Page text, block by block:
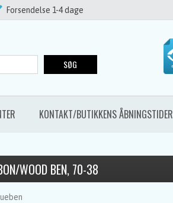
Forsendelse 1-4 dage
KONTAKT/BUTIKKENS ÅBNINGSTIDER
SØG
WOOD BEN, 70-38